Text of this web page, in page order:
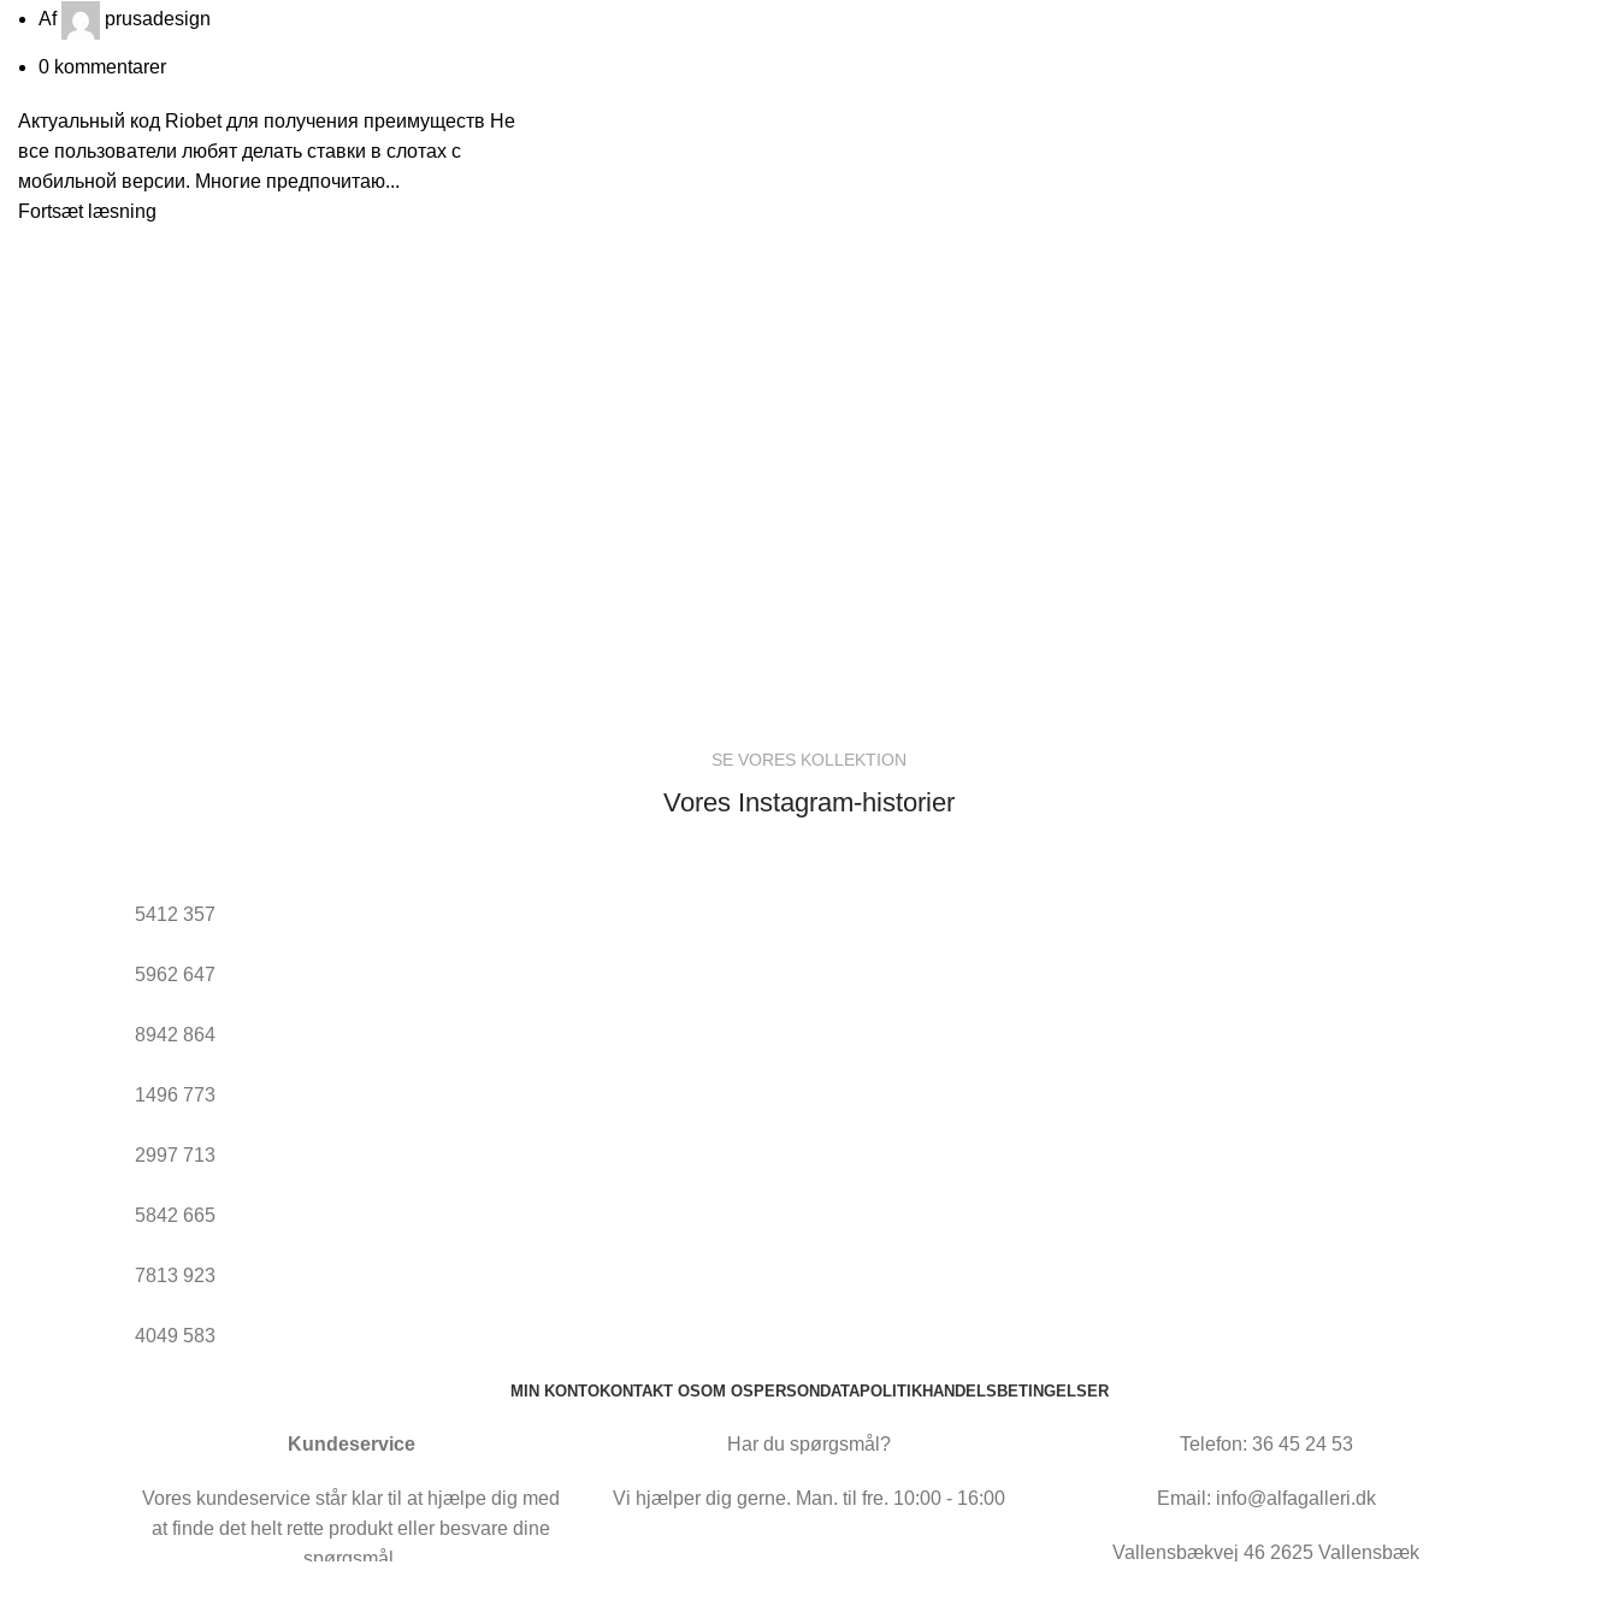
Af prusadesign
0 kommentarer
Актуальный код Riobet для получения преимуществ Не
все пользователи любят делать ставки в слотах с
мобильной версии. Многие предпочитаю...
Fortsæt læsning
SE VORES KOLLEKTION
Vores Instagram-historier
5412 357
5962 647
8942 864
1496 773
2997 713
5842 665
7813 923
4049 583
MIN KONTOKONTAKT OSOM OSPERSONDATAPOLITIKHANDELSBETINGELSER
Kundeservice
Vores kundeservice står klar til at hjælpe dig med
at finde det helt rette produkt eller besvare dine
spørgsmål.
Har du spørgsmål?
Vi hjælper dig gerne. Man. til fre. 10:00 - 16:00
Telefon: 36 45 24 53
Email: info@alfagalleri.dk
Vallensbækvej 46 2625 Vallensbæk